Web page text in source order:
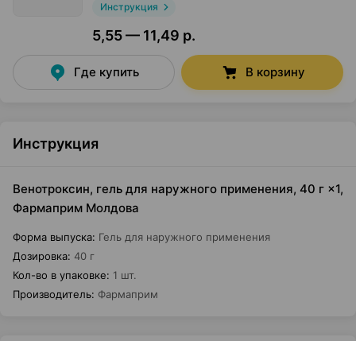
Инструкция
5,55 — 11,49 р.
Где купить В корзину
Инструкция
Венотроксин, гель для наружного применения, 40 г ×1,
Фармаприм Молдова
Форма выпуска: Гель для наружного применения
Дозировка: 40 г
Кол-во в упаковке: 1 шт.
Производитель: Фармаприм